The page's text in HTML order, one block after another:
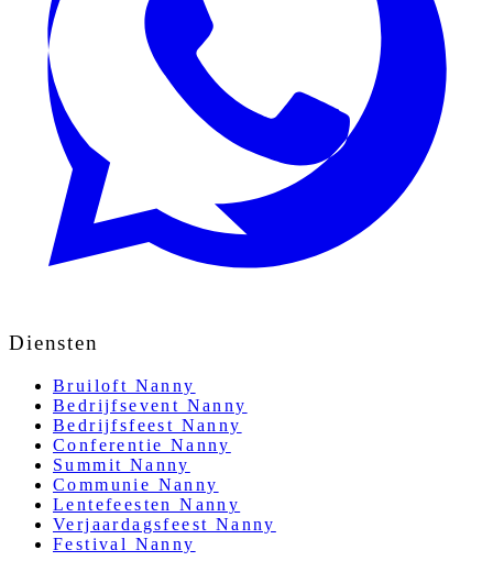
Diensten
Bruiloft Nanny
Bedrijfsevent Nanny
Bedrijfsfeest Nanny
Conferentie Nanny
Summit Nanny
Communie Nanny
Lentefeesten Nanny
Verjaardagsfeest Nanny
Festival Nanny